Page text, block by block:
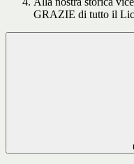
GRAZIE di tutto il